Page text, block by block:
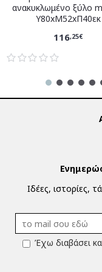
ανακυκλωμένο ξύλο
Υ80xM52xΠ40εκ
116,25€
Ιδέες, ιστορίες,
Έχω διαβάσει